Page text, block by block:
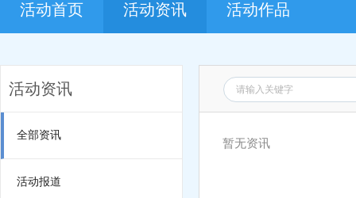
活动首页 活动资讯 活动作品
活动资讯
全部资讯
活动报道
暂无资讯